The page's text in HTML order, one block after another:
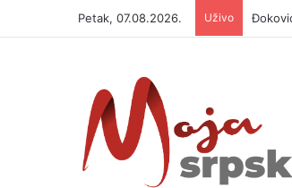
Petak, 07.08.2026. Uživo APIF